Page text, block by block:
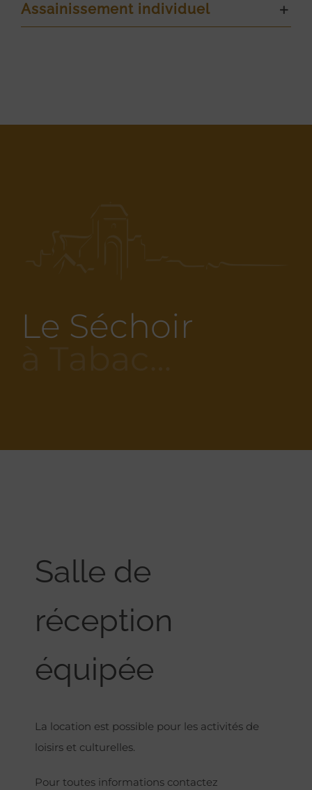
Assainissement individuel
Le Séchoir
Salle de
réception
équipée
La location est possible pour les activités de
loisirs et culturelles.
Pour toutes informations contactez